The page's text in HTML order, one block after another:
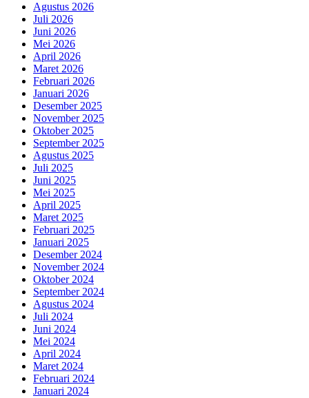
Agustus 2026
Juli 2026
Juni 2026
Mei 2026
April 2026
Maret 2026
Februari 2026
Januari 2026
Desember 2025
November 2025
Oktober 2025
September 2025
Agustus 2025
Juli 2025
Juni 2025
Mei 2025
April 2025
Maret 2025
Februari 2025
Januari 2025
Desember 2024
November 2024
Oktober 2024
September 2024
Agustus 2024
Juli 2024
Juni 2024
Mei 2024
April 2024
Maret 2024
Februari 2024
Januari 2024